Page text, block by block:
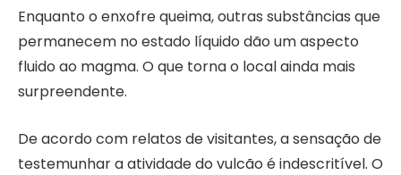
Enquanto o enxofre queima, outras substâncias que
permanecem no estado líquido dão um aspecto
fluido ao magma. O que torna o local ainda mais
surpreendente.
De acordo com relatos de visitantes, a sensação de
testemunhar a atividade do vulcão é indescritível. O